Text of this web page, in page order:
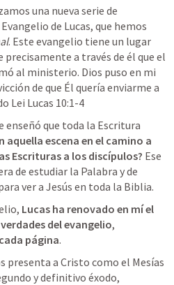
una nueva serie de
de Lucas, que hemos
. Este evangelio tiene un lugar
precisamente a través de él que el
al ministerio. Dios puso en mi
de que Él quería enviarme a
Lei Lucas 10:1-4
enseñó que toda la Escritura
aquella escena en el camino a
Escrituras a los discípulos? Ese
de estudiar la Palabra y de
ver a Jesús en toda la Biblia.
Lucas ha renovado en mí el
del evangelio,
página.
presenta a Cristo como el Mesías
y definitivo éxodo,